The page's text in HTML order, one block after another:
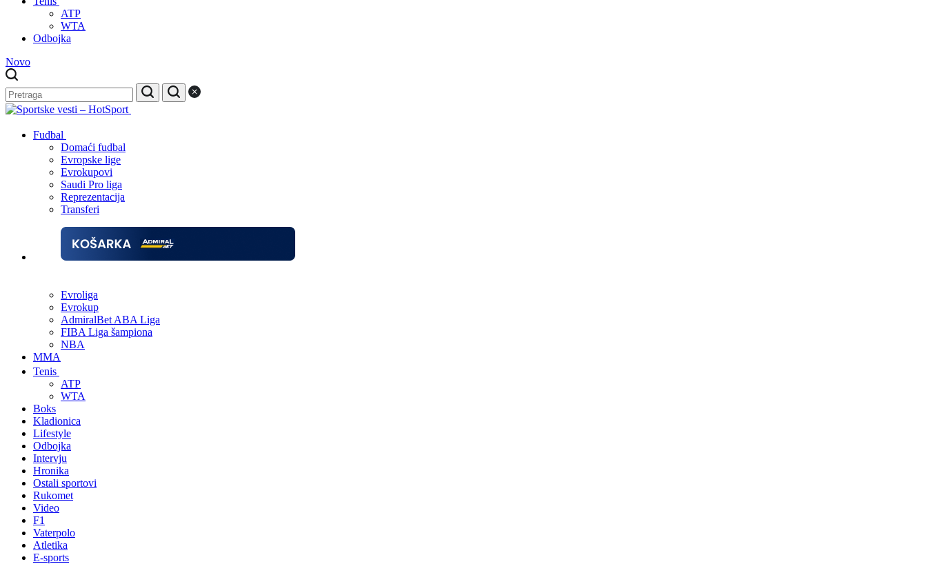
ATP
WTA
Odbojka
Novo
Fudbal
Domaći fudbal
Evropske lige
Evrokupovi
Saudi Pro liga
Reprezentacija
Transferi
Evroliga
Evrokup
AdmiralBet ABA Liga
FIBA Liga šampiona
NBA
MMA
Tenis
ATP
WTA
Boks
Kladionica
Lifestyle
Odbojka
Intervju
Hronika
Ostali sportovi
Rukomet
Video
F1
Vaterpolo
Atletika
E-sports